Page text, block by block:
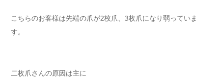
こちらのお客様は先端の爪が2枚爪、3枚爪になり弱っていま
す。
二枚爪さんの原因は主に